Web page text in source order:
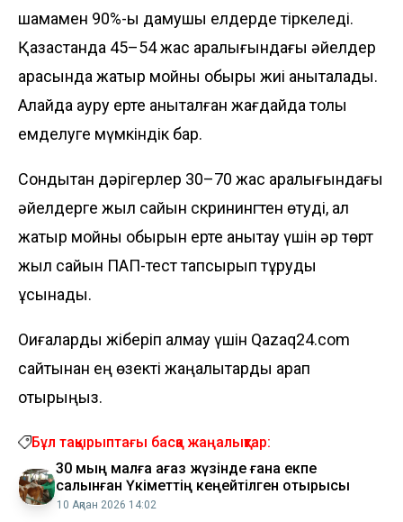
шамамен 90%-ы дамушы елдерде тіркеледі.
Қазақстанда 45–54 жас аралығындағы әйелдер
арасында жатыр мойны обыры жиі анықталады.
Алайда ауру ерте анықталған жағдайда толық
емделуге мүмкіндік бар.
Сондықтан дәрігерлер 30–70 жас аралығындағы
әйелдерге жыл сайын скринингтен өтуді, ал
жатыр мойны обырын ерте анықтау үшін әр төрт
жыл са­йын ПАП-тест тапсырып тұруды
ұсынады.
Оқиғаларды жіберіп алмау үшін Qazaq24.com
сайтынан ең өзекті жаңалықтарды қарап
отырыңыз.
Бұл тақырыптағы басқа жаңалықтар:
30 мың малға қағаз жүзінде ғана екпе
салынған Үкіметтің кеңейтілген отырысы
10 Ақпан 2026 14:02